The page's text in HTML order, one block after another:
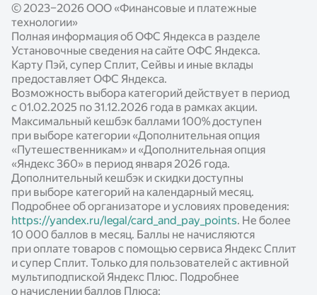
Безопасность
Подключение QR-кода
Выгода для партнёров
Готовые модули
Документация по работе с сервисами
Опыт наших партнёров
Новости
Статьи
Калькуляторы
© 2023–2026 ООО «Финансовые и платежные
технологии»
Полная информация об ОФС Яндекса в разделе
Установочные сведения на сайте ОФС Яндекса.
Карту Пэй, супер Сплит, Сейвы и иные вклады
предоставляет ОФС Яндекса.
Возможность выбора категорий действует в период
с 01.02.2025 по 31.12.2026 года в рамках акции.
Максимальный кешбэк баллами 100% доступен
при выборе категории «Дополнительная опция
«Путешественникам» и «Дополнительная опция
«Яндекс 360» в период января 2026 года.
Дополнительный кешбэк и скидки доступны
при выборе категорий на календарный месяц.
Подробнее об организаторе и условиях проведения:
https://yandex.ru/legal/card_and_pay_points. Не более
10 000 баллов в месяц. Баллы не начисляются
при оплате товаров с помощью сервиса Яндекс Сплит
и супер Сплит. Только для пользователей с активной
мультиподпиской Яндекс Плюс. Подробнее
о начислении баллов Плюса: